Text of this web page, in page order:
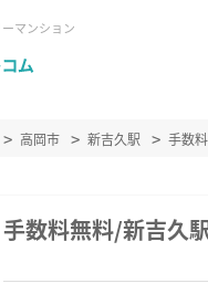
マンション
高岡市 新吉久駅 手数
手数料無料/新吉久